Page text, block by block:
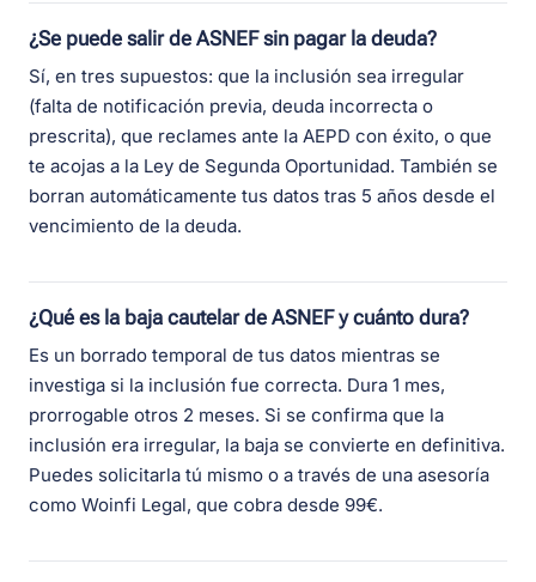
¿Se puede salir de ASNEF sin pagar la deuda?
Sí, en tres supuestos: que la inclusión sea irregular
(falta de notificación previa, deuda incorrecta o
prescrita), que reclames ante la AEPD con éxito, o que
te acojas a la Ley de Segunda Oportunidad. También se
borran automáticamente tus datos tras 5 años desde el
vencimiento de la deuda.
¿Qué es la baja cautelar de ASNEF y cuánto dura?
Es un borrado temporal de tus datos mientras se
investiga si la inclusión fue correcta. Dura 1 mes,
prorrogable otros 2 meses. Si se confirma que la
inclusión era irregular, la baja se convierte en definitiva.
Puedes solicitarla tú mismo o a través de una asesoría
como Woinfi Legal, que cobra desde 99€.